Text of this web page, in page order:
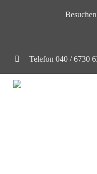
Telefon 040 / 6730